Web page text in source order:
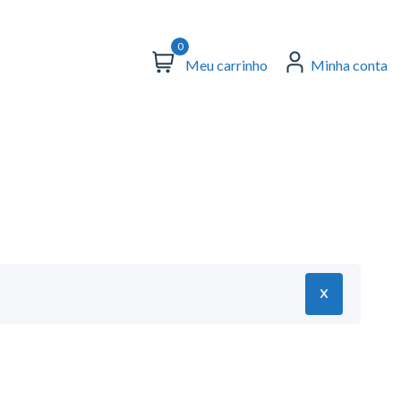
0
Meu carrinho Minha conta
X